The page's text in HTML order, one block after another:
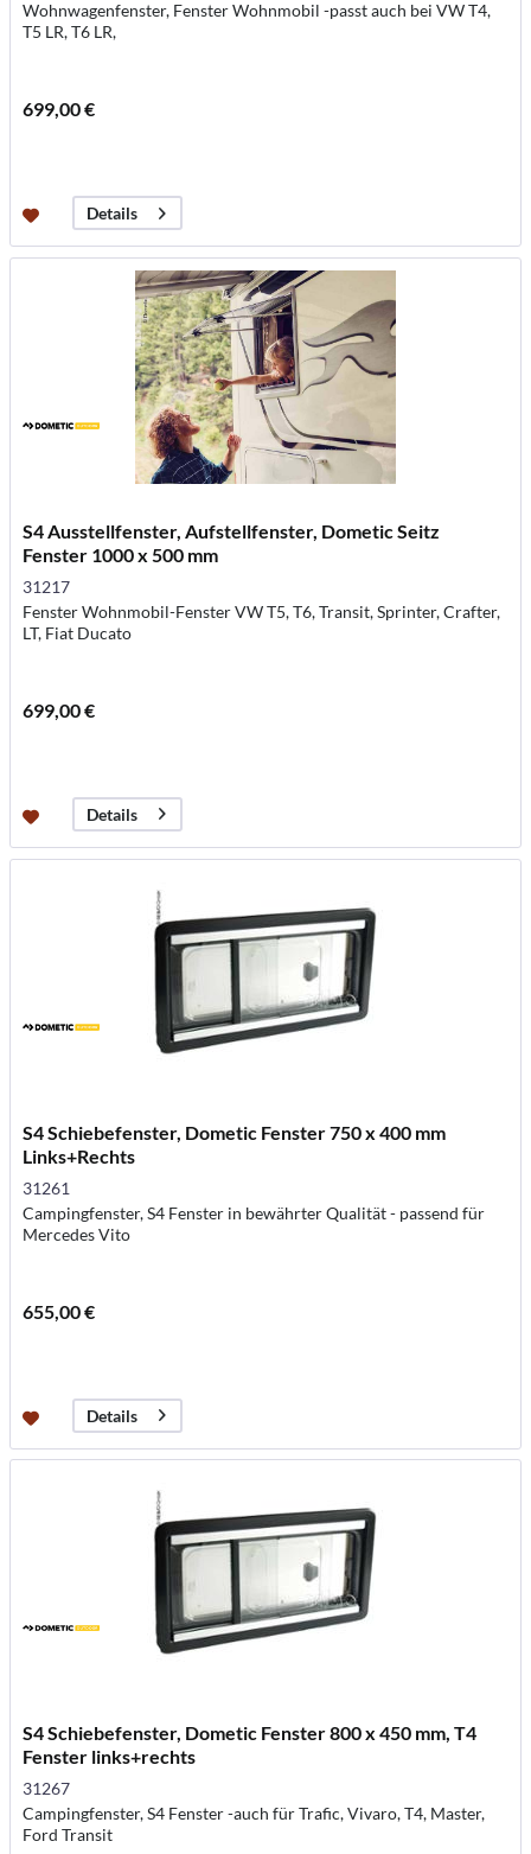
Wohnwagenfenster, Fenster Wohnmobil -passt auch bei VW T4,
T5 LR, T6 LR,
699,00 €
Details
S4 Ausstellfenster, Aufstellfenster, Dometic Seitz
Fenster 1000 x 500 mm
31217
Fenster Wohnmobil-Fenster VW T5, T6, Transit, Sprinter, Crafter,
LT, Fiat Ducato
699,00 €
Details
S4 Schiebefenster, Dometic Fenster 750 x 400 mm
Links+Rechts
31261
Campingfenster, S4 Fenster in bewährter Qualität - passend für
Mercedes Vito
655,00 €
Details
S4 Schiebefenster, Dometic Fenster 800 x 450 mm, T4
Fenster links+rechts
31267
Campingfenster, S4 Fenster -auch für Trafic, Vivaro, T4, Master,
Ford Transit